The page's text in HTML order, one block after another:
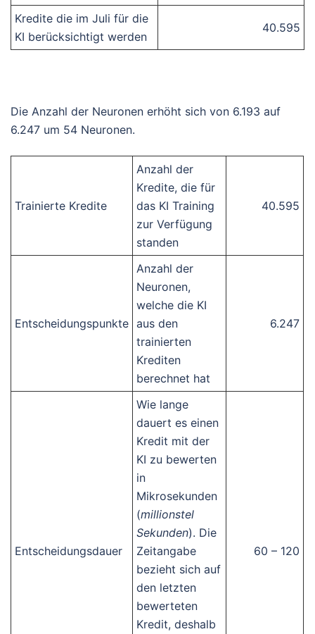
Kredite die im Juli für die
KI berücksichtigt werden
40.595
Die Anzahl der Neuronen erhöht sich von 6.193 auf
6.247 um 54 Neuronen.
Trainierte Kredite
Anzahl der
Kredite, die für
das KI Training
zur Verfügung
standen
40.595
Entscheidungspunkte
Anzahl der
Neuronen,
welche die KI
aus den
trainierten
Krediten
berechnet hat
6.247
Entscheidungsdauer
Wie lange
dauert es einen
Kredit mit der
KI zu bewerten
in
Mikrosekunden
(millionstel
Sekunden). Die
Zeitangabe
bezieht sich auf
den letzten
bewerteten
Kredit, deshalb
60 – 120